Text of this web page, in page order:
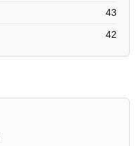
43
42